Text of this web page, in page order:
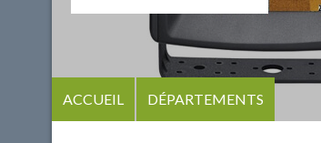
ACCUEIL DÉPARTEMENTS